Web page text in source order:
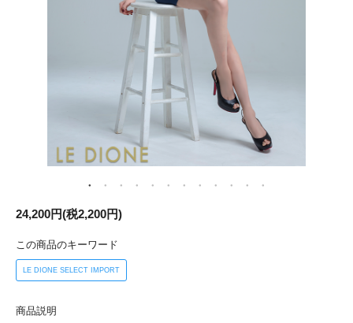
24,200円(税2,200円)
この商品のキーワード
LE DIONE SELECT IMPORT
商品説明